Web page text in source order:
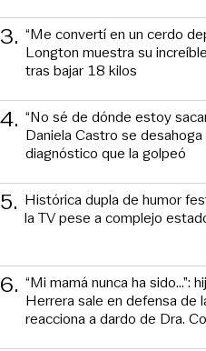
3. “Me convertí en un cerdo
Longton muestra su
tras bajar 18 kilos
4. “No sé de dónde estoy
Daniela Castro se
diagnóstico que la golpeó
5. Histórica dupla de humor
la TV pese a complejo
6. “Mi mamá nunca ha sido...”:
Herrera sale en defensa de
reacciona a dardo de Dra.